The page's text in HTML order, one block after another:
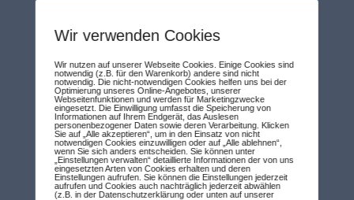
DATEN VERARBEITET, UM
HABEN SIE DAS RECHT, JEDERZEIT
WIDERSPRUCH GEGEN DIE
VERARBEITUNG SIE BETREFFENDER
PERSONENBEZOGENER DATEN ZUM
ZWECKE DERARTIGER WERBUNG
EINZULEGEN; DIES GILT AUCH FÜR DAS
PROFILING, SOWEIT ES MIT SOLCHER
DIREKTWERBUNG IN VERBINDUNG
Wir verwenden Cookies
Wir nutzen auf unserer Webseite Cookies. Einige Cookies sind
notwendig (z.B. für den Warenkorb) andere sind nicht
notwendig. Die nicht-notwendigen Cookies helfen uns bei der
Optimierung unseres Online-Angebotes, unserer
Webseitenfunktionen und werden für Marketingzwecke
eingesetzt. Die Einwilligung umfasst die Speicherung von
Informationen auf Ihrem Endgerät, das Auslesen
personenbezogener Daten sowie deren Verarbeitung. Klicken
Sie auf „Alle akzeptieren“, um in den Einsatz von nicht
notwendigen Cookies einzuwilligen oder auf „Alle ablehnen“,
wenn Sie sich anders entscheiden. Sie können unter
„Einstellungen verwalten“ detaillierte Informationen der von uns
eingesetzten Arten von Cookies erhalten und deren
Einstellungen aufrufen. Sie können die Einstellungen jederzeit
aufrufen und Cookies auch nachträglich jederzeit abwählen
(z.B. in der Datenschutzerklärung oder unten auf unserer